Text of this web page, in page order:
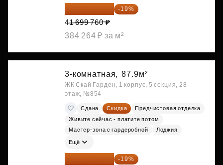
33 776 806 ₽ -19%
41 699 760 ₽
384 264 ₽ за м²
3-комнатная, 87.9м²
ЖК Скай Гарден, 1 корпус, 5 секция, 28
этаж, №854
Сдана Скидка
Предчистовая отделка
Живите сейчас - платите потом
Мастер-зона с гардеробной
Лоджия
Ещё
33 776 806 ₽ -19%